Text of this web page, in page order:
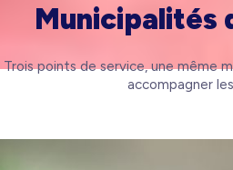
Municipalités
Trois points de service, une même
accompagner